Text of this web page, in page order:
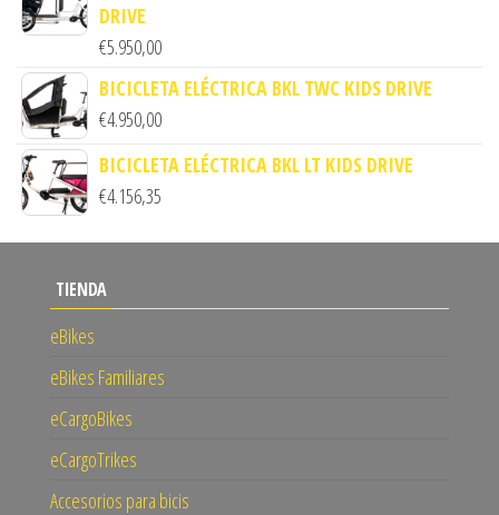
DRIVE
€5.950,00
BICICLETA ELÉCTRICA BKL TWC KIDS DRIVE
€4.950,00
BICICLETA ELÉCTRICA BKL LT KIDS DRIVE
€4.156,35
TIENDA
eBikes
eBikes Familiares
eCargoBikes
eCargoTrikes
Accesorios para bicis